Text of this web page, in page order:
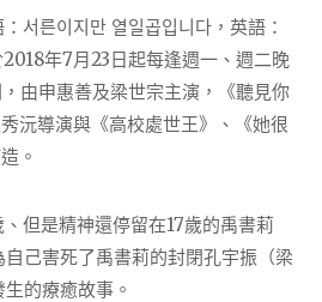
서른이지만 열일곱입니다，英語：
年7月23日起每逢週一、週二晚
由申惠善及梁世宗主演，《聽見你
沅導演與《高校處世王》、《她很
。
但是精神還停留在17歲的禹書莉
自己害死了禹書莉的封閉孔宇振（梁
的療癒故事。